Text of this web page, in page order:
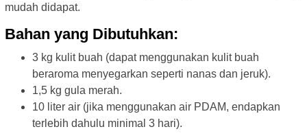
mudah didapat.
Bahan yang Dibutuhkan:
3 kg kulit buah (dapat menggunakan kulit buah
beraroma menyegarkan seperti nanas dan jeruk).
1,5 kg gula merah.
10 liter air (jika menggunakan air PDAM, endapkan
terlebih dahulu minimal 3 hari).